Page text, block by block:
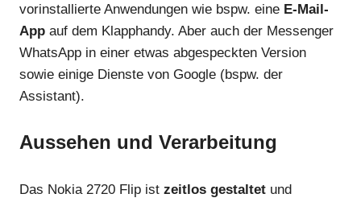
vorinstallierte Anwendungen wie bspw. eine E-Mail-
App auf dem Klapphandy. Aber auch der Messenger
WhatsApp in einer etwas abgespeckten Version
sowie einige Dienste von Google (bspw. der
Assistant).
Aussehen und Verarbeitung
Das Nokia 2720 Flip ist zeitlos gestaltet und